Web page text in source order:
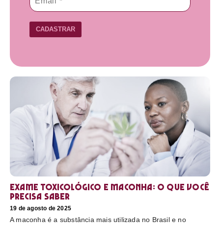
CADASTRAR
Exame toxicológico e maconha: o que você
precisa saber
19 de agosto de 2025
A maconha é a substância mais utilizada no Brasil e no